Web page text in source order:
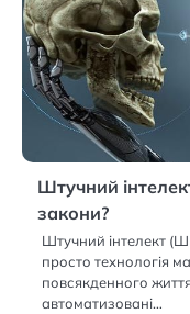
Штучний
закони?
Штучний інтелект
просто технологія
повсякденного
автоматизовані…